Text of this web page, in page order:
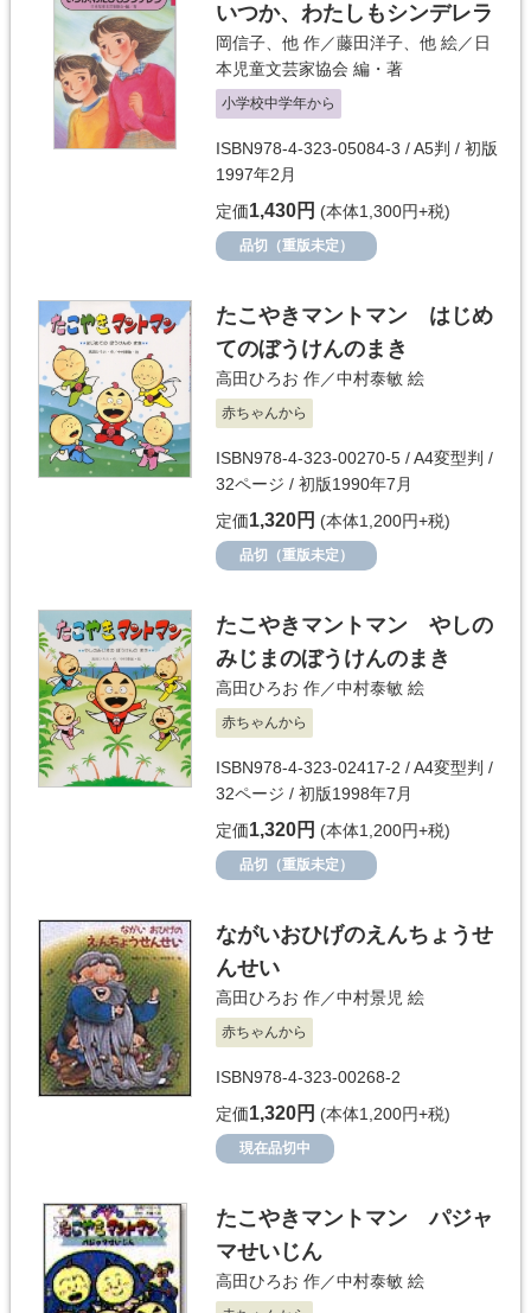
いつか、わたしもシンデレラ
岡信子 、他 作／藤田洋子 、他 絵／ 日
本児童文芸家協会 編・著
小学校中学年から
ISBN978-4-323-05084-3 / A5判 / 初版
1997年2月
定価1,430円 (本体1,300円+税)
品切（重版未定）
たこやきマントマン はじめ
てのぼうけんのまき
高田ひろお 作／中村泰敏 絵
赤ちゃんから
ISBN978-4-323-00270-5 / A4変型判 /
32ページ / 初版1990年7月
定価1,320円 (本体1,200円+税)
品切（重版未定）
たこやきマントマン やしの
みじまのぼうけんのまき
高田ひろお 作／中村泰敏 絵
赤ちゃんから
ISBN978-4-323-02417-2 / A4変型判 /
32ページ / 初版1998年7月
定価1,320円 (本体1,200円+税)
品切（重版未定）
ながいおひげのえんちょうせ
んせい
高田ひろお 作／中村景児 絵
赤ちゃんから
ISBN978-4-323-00268-2
定価1,320円 (本体1,200円+税)
現在品切中
たこやきマントマン パジャ
マせいじん
高田ひろお 作／中村泰敏 絵